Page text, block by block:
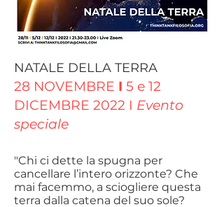
NATALE DELLA TERRA
28 NOVEMBRE I 5 e 12
DICEMBRE 2022 I Evento
speciale
"Chi ci dette la spugna per
cancellare l’intero orizzonte? Che
mai facemmo, a sciogliere questa
terra dalla catena del suo sole?